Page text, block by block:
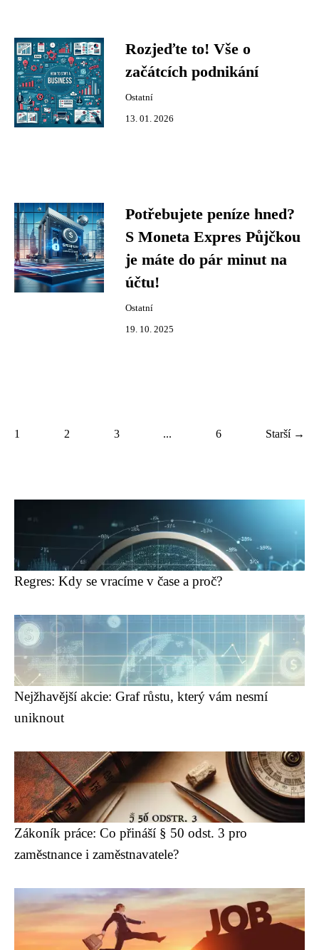
Rozjeďte to! Vše o
začátcích podnikání
Ostatní
13. 01. 2026
Potřebujete peníze hned?
S Moneta Expres Půjčkou
je máte do pár minut na
účtu!
Ostatní
19. 10. 2025
1 2 3 ... 6 Starší →
Regres: Kdy se vracíme v čase a proč?
Nejžhavější akcie: Graf růstu, který vám nesmí
uniknout
Zákoník práce: Co přináší § 50 odst. 3 pro
zaměstnance i zaměstnavatele?